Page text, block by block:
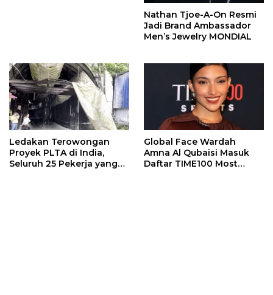
Nathan Tjoe-A-On Resmi
Jadi Brand Ambassador
Men’s Jewelry MONDIAL
Ledakan Terowongan
Proyek PLTA di India,
Seluruh 25 Pekerja yang
Global Face Wardah
Amna Al Qubaisi Masuk
Daftar TIME100 Most